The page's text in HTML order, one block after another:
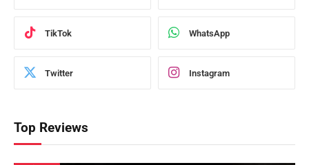
TikTok WhatsApp
Twitter Instagram
Top Reviews